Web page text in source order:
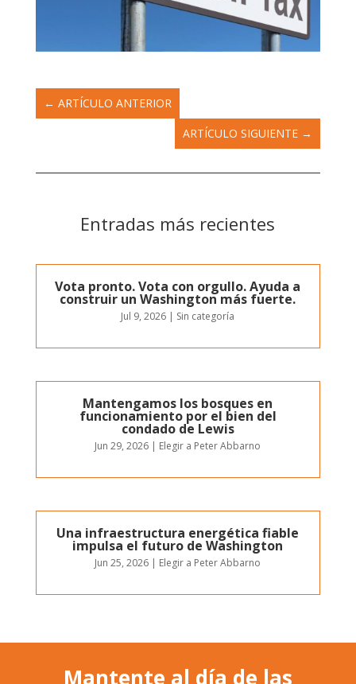
← ARTÍCULO ANTERIOR
ARTÍCULO SIGUIENTE →
Entradas más recientes
Vota pronto. Vota con orgullo. Ayuda a
construir un Washington más fuerte.
Jul 9, 2026 | Sin categoría
Mantengamos los bosques en
funcionamiento por el bien del
condado de Lewis
Jun 29, 2026 | Elegir a Peter Abbarno
Una infraestructura energética fiable
impulsa el futuro de Washington
Jun 25, 2026 | Elegir a Peter Abbarno
Mantente al día de las